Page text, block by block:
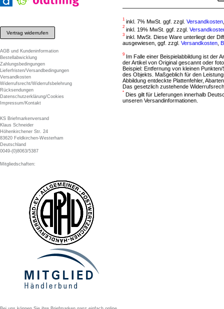
Vertrag widerrufen
AGB und Kundeninformation
Bestellabwicklung
Zahlungsbedingungen
Lieferfristen/Versandbedingungen
Versandkosten
Widerrufsrecht/Widerrufsbelehrung
Rücksendungen
Datenschutzerklärung/Cookies
Impressum/Kontakt
KS Briefmarkenversand
Klaus Schneider
Höhenkirchener Str. 24
83620 Feldkirchen-Westerham
Deutschland
0049-(0)8063/5387
Mitgliedschaften:
1 inkl. 7% MwSt. ggf. zzgl. Versandkosten
2 inkl. 19% MwSt. ggf. zzgl.
3 inkl. MwSt. Diese Ware unterliegt der
ausgewiesen, ggf. zzgl. Versandkosten
9
Im Falle einer Beispielabbildung ist der
der Artikel von Original gescannt oder
Beispiel: Entfernung von kleinen
des Objekts. Maßgeblich für den
Abbildung entdeckte Plattenfehler,
Das gesetzlich zustehende
* Dies gilt für Lieferungen innerhalb
unseren Versandinformationen.